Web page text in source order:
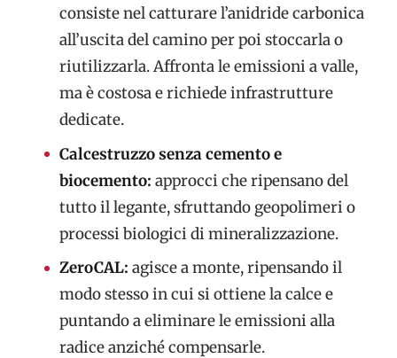
consiste nel catturare l’anidride carbonica
all’uscita del camino per poi stoccarla o
riutilizzarla. Affronta le emissioni a valle,
ma è costosa e richiede infrastrutture
dedicate.
Calcestruzzo senza cemento e
biocemento: approcci che ripensano del
tutto il legante, sfruttando geopolimeri o
processi biologici di mineralizzazione.
ZeroCAL: agisce a monte, ripensando il
modo stesso in cui si ottiene la calce e
puntando a eliminare le emissioni alla
radice anziché compensarle.